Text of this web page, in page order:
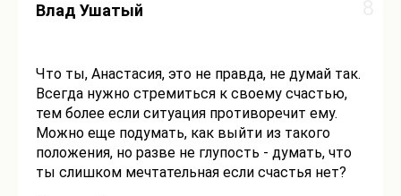
Влад Ушатый
Что ты, Анастасия, это не правда, не думай так.
Всегда нужно стремиться к своему счастью,
тем более если ситуация противоречит ему.
Можно еще подумать, как выйти из такого
положения, но разве не глупость - думать, что
ты слишком мечтательная если счастья нет?